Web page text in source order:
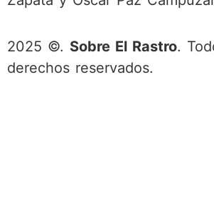
2025 ©. Sobre El Rastro.
derechos reservados.